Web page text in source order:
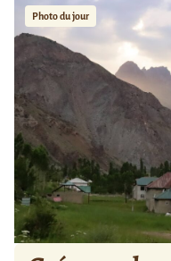
Photo du jour